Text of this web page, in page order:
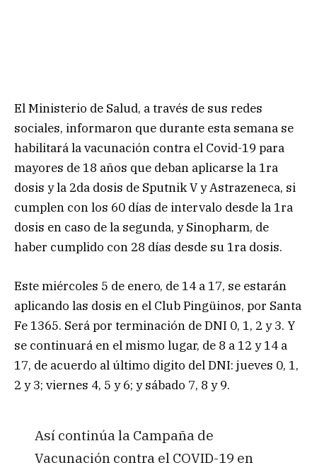
El Ministerio de Salud, a través de sus redes
sociales, informaron que durante esta semana se
habilitará la vacunación contra el Covid-19 para
mayores de 18 años que deban aplicarse la 1ra
dosis y la 2da dosis de Sputnik V y Astrazeneca, si
cumplen con los 60 días de intervalo desde la 1ra
dosis en caso de la segunda, y Sinopharm, de
haber cumplido con 28 días desde su 1ra dosis.
Este miércoles 5 de enero, de 14 a 17, se estarán
aplicando las dosis en el Club Pingüinos, por Santa
Fe 1365. Será por terminación de DNI 0, 1, 2 y 3. Y
se continuará en el mismo lugar, de 8 a 12 y 14 a
17, de acuerdo al último digito del DNI: jueves 0, 1,
2 y 3; viernes 4, 5 y 6; y sábado 7, 8 y 9.
Así continúa la Campaña de
Vacunación contra el COVID-19 en